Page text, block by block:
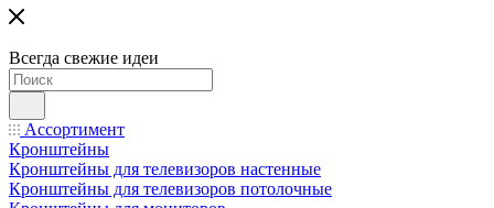
Всегда свежие идеи
Ассортимент
Кронштейны
Кронштейны для телевизоров настенные
Кронштейны для телевизоров потолочные